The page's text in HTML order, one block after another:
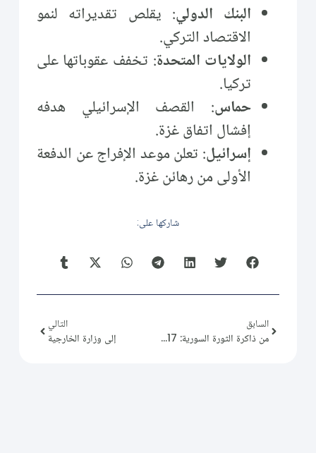
البنك الدولي: يقلص تقديراته لنمو
الاقتصاد التركي.
الولايات المتحدة: تخفف عقوباتها على
تركيا.
حماس: القصف الإسرائيلي هدفه
إفشال اتفاق غزة.
إسرائيل: تعلن موعد الإفراج عن الدفعة
الأولى من رهائن غزة.
شاركها على:
السابق
من ذاكرة الثورة السورية: 2013/01/17
التالي
إلى وزارة الخارجية